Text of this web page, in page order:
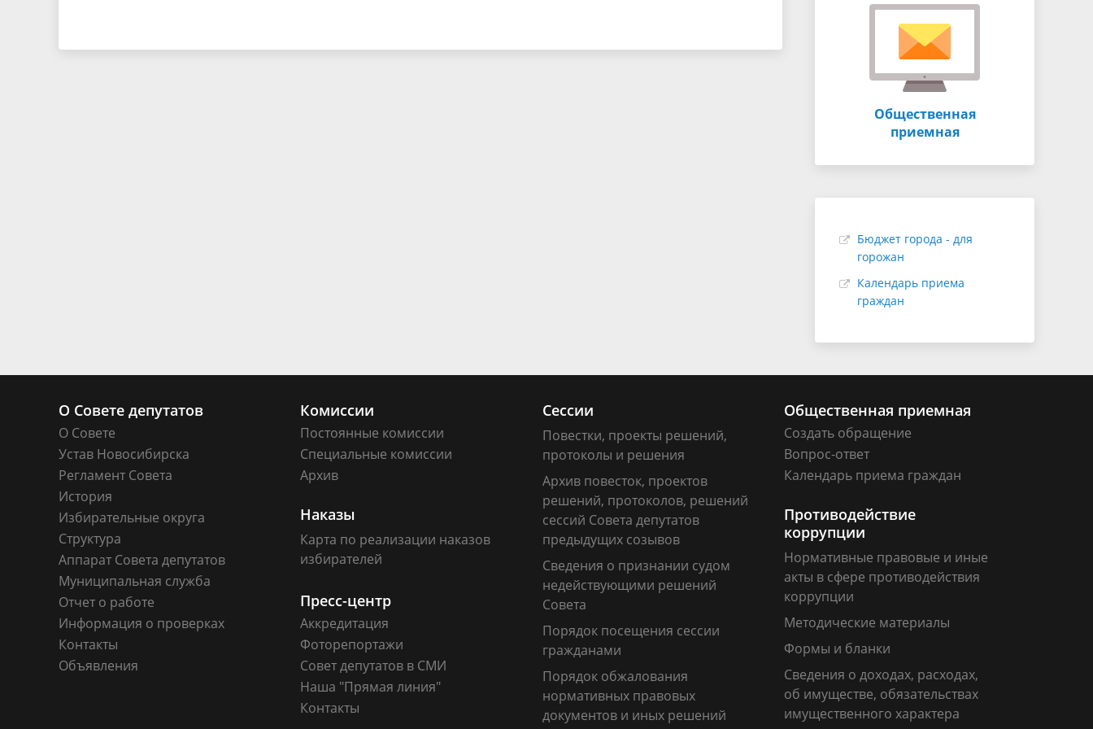
Общественная
приемная
Бюджет города - для
горожан
Календарь приема
граждан
О Совете депутатов
О Совете
Устав Новосибирска
Регламент Совета
История
Избирательные округа
Структура
Аппарат Совета депутатов
Муниципальная служба
Отчет о работе
Информация о проверках
Контакты
Объявления
Комиссии
Постоянные комиссии
Специальные комиссии
Архив
Сессии
Повестки, проекты решений,
протоколы и решения
Архив повесток, проектов
решений, протоколов, решений
сессий Совета депутатов
предыдущих созывов
Сведения о признании судом
недействующими решений
Совета
Порядок посещения сессии
гражданами
Порядок обжалования
нормативных правовых
документов и иных решений
Общественная приемная
Создать обращение
Вопрос-ответ
Календарь приема граждан
Наказы
Карта по реализации наказов
избирателей
Противодействие
коррупции
Нормативные правовые и иные
акты в сфере противодействия
коррупции
Методические материалы
Формы и бланки
Сведения о доходах, расходах,
об имуществе, обязательствах
имущественного характера
Пресс-центр
Аккредитация
Фоторепортажи
Совет депутатов в СМИ
Наша "Прямая линия"
Контакты